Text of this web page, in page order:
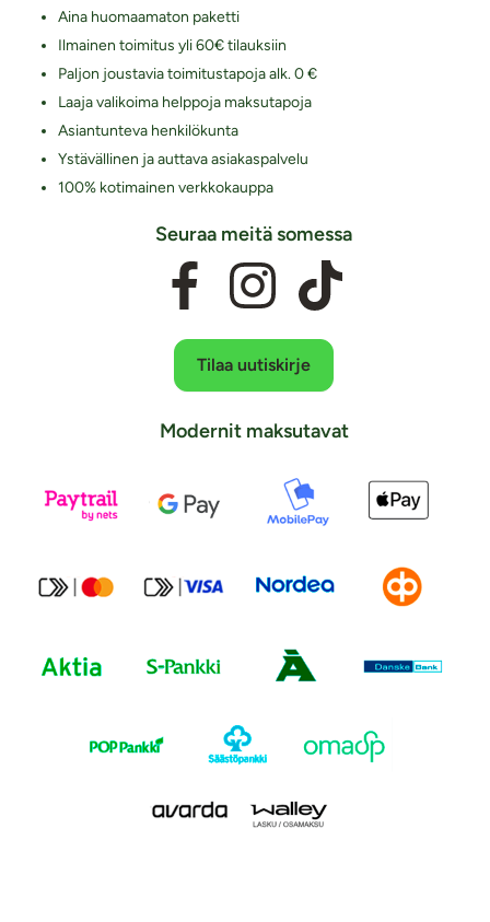
Aina huomaamaton paketti
Ilmainen toimitus yli 60€ tilauksiin
Paljon joustavia toimitustapoja alk. 0 €
Laaja valikoima helppoja maksutapoja
Asiantunteva henkilökunta
Ystävällinen ja auttava asiakaspalvelu
100% kotimainen verkkokauppa
Seuraa meitä somessa
Tilaa uutiskirje
Modernit maksutavat